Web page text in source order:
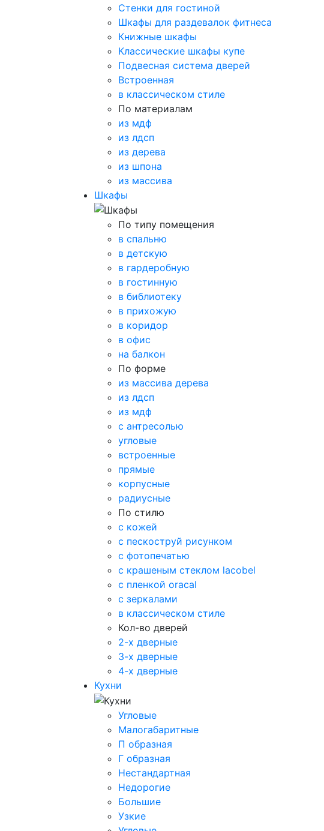
Стенки для гостиной
Шкафы для раздевалок фитнеса
Книжные шкафы
Классические шкафы купе
Подвесная система дверей
Встроенная
в классическом стиле
По материалам
из мдф
из лдсп
из дерева
из шпона
из массива
Шкафы
По типу помещения
в спальню
в детскую
в гардеробную
в гостинную
в библиотеку
в прихожую
в коридор
в офис
на балкон
По форме
из массива дерева
из лдсп
из мдф
с антресолью
угловые
встроенные
прямые
корпусные
радиусные
По стилю
с кожей
с пескоструй рисунком
с фотопечатью
с крашеным стеклом lacobel
с пленкой oracal
с зеркалами
в классическом стиле
Кол-во дверей
2-х дверные
3-х дверные
4-х дверные
Кухни
Угловые
Малогабаритные
П образная
Г образная
Нестандартная
Недорогие
Большие
Узкие